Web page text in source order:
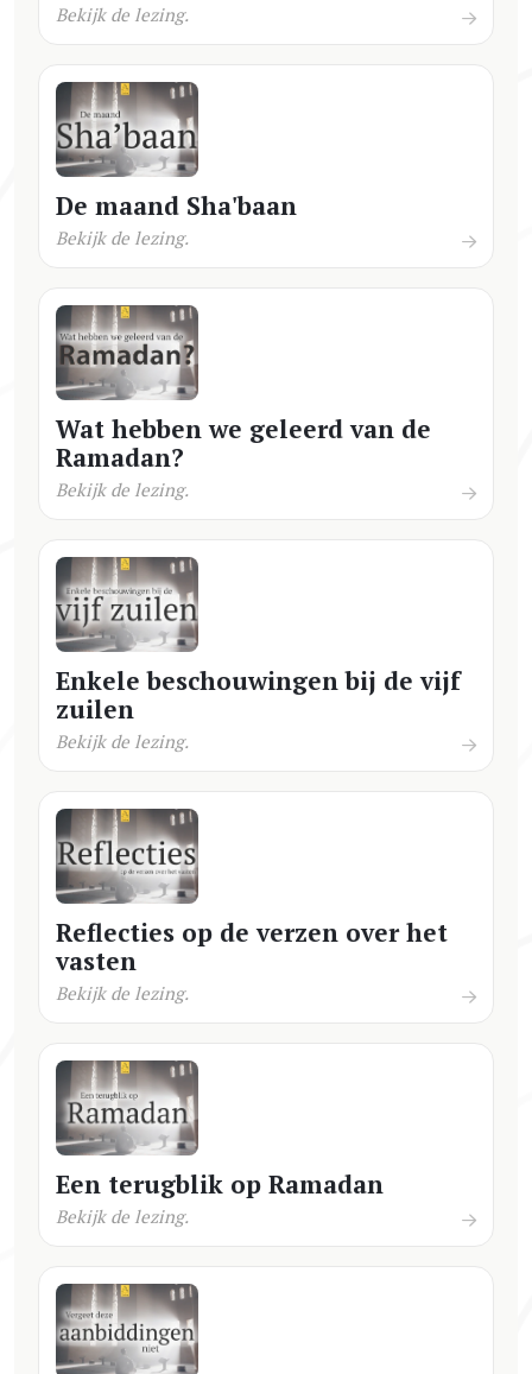
Bekijk de lezing.
De maand Sha'baan
Bekijk de lezing.
Wat hebben we geleerd van de
Ramadan?
Bekijk de lezing.
Enkele beschouwingen bij de vijf
zuilen
Bekijk de lezing.
Reflecties op de verzen over het
vasten
Bekijk de lezing.
Een terugblik op Ramadan
Bekijk de lezing.